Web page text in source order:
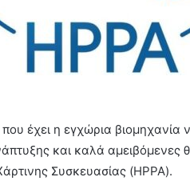
έχει η εγχώρια βιομηχανία
και καλά αμειβόμενες
Συσκευασίας (HPPA).